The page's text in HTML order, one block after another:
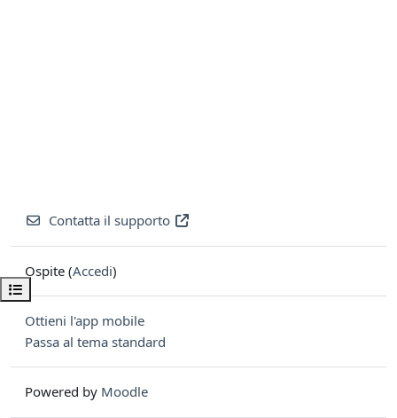
Apri indice del corso
Contatta il supporto
Ospite (Accedi)
Ottieni l'app mobile
Passa al tema standard
Powered by Moodle